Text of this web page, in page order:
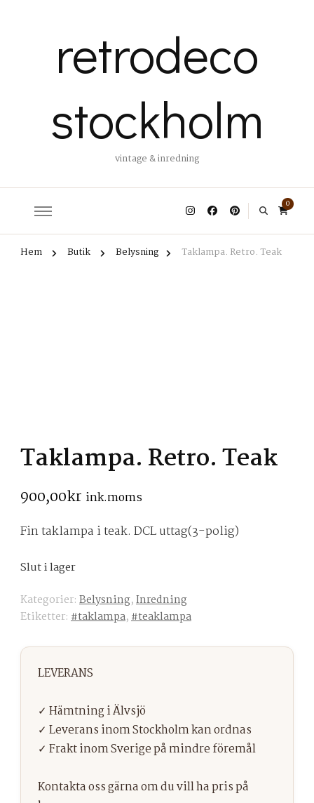
retrodeco
stockholm
vintage & inredning
0
Hem Butik Belysning Taklampa. Retro. Teak
Taklampa. Retro. Teak
900,00kr ink.moms
Fin taklampa i teak. DCL uttag(3-polig)
Slut i lager
Kategorier: Belysning,Inredning
Etiketter: #taklampa,#teaklampa